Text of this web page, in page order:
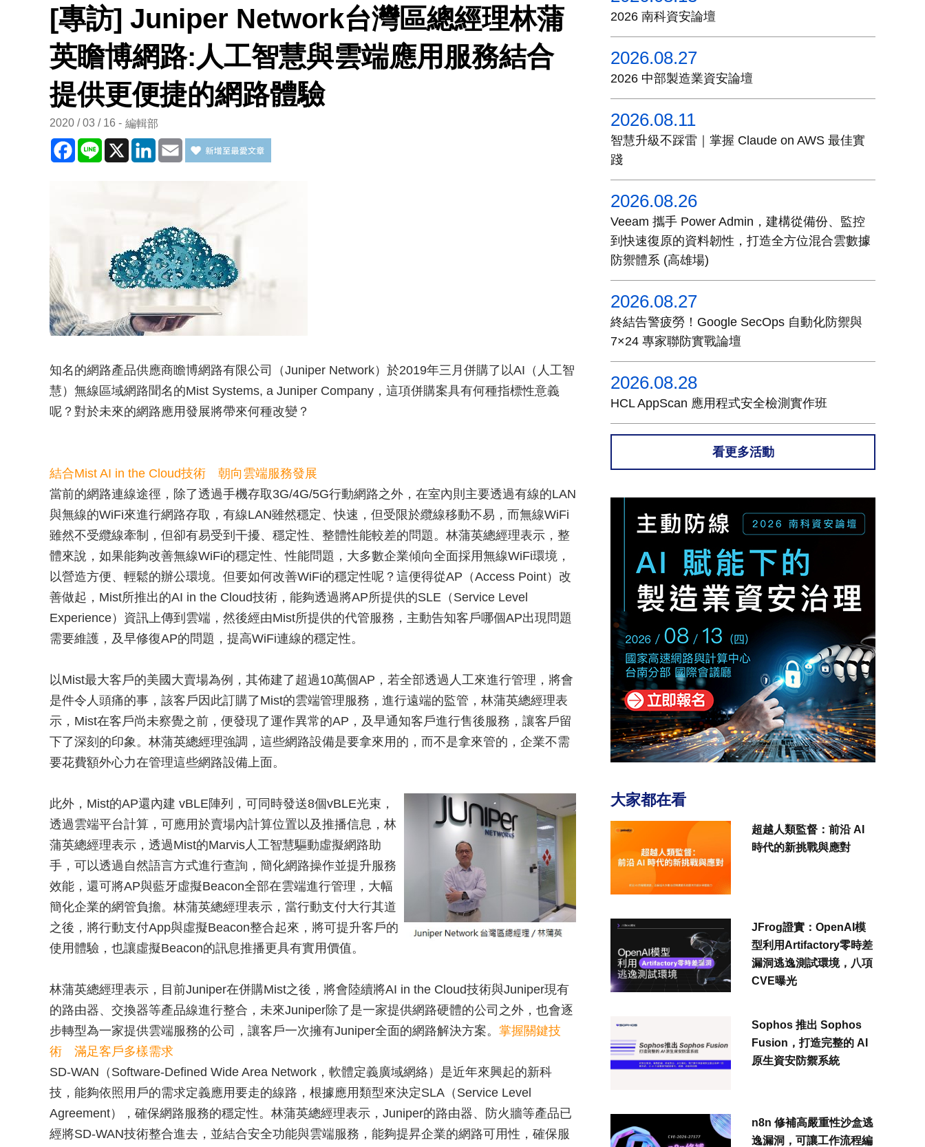
[專訪] Juniper Network台灣區總經理林蒲
英瞻博網路:人工智慧與雲端應用服務結合
提供更便捷的網路體驗
2020 / 03 / 16 編輯部
Facebook
Line X LinkedInEmail
知名的網路產品供應商瞻博網路有限公司（Juniper Network）於2019年三月併購了以AI（人工智
慧）無線區域網路聞名的Mist Systems, a Juniper Company，這項併購案具有何種指標性意義
呢？對於未來的網路應用發展將帶來何種改變？
結合Mist AI in the Cloud技術 朝向雲端服務發展
當前的網路連線途徑，除了透過手機存取3G/4G/5G行動網路之外，在室內則主要透過有線的LAN
與無線的WiFi來進行網路存取，有線LAN雖然穩定、快速，但受限於纜線移動不易，而無線WiFi
雖然不受纜線牽制，但卻有易受到干擾、穩定性、整體性能較差的問題。林蒲英總經理表示，整
體來說，如果能夠改善無線WiFi的穩定性、性能問題，大多數企業傾向全面採用無線WiFi環境，
以營造方便、輕鬆的辦公環境。但要如何改善WiFi的穩定性呢？這便得從AP（Access Point）改
善做起，Mist所推出的AI in the Cloud技術，能夠透過將AP所提供的SLE（Service Level
Experience）資訊上傳到雲端，然後經由Mist所提供的代管服務，主動告知客戶哪個AP出現問題
需要維護，及早修復AP的問題，提高WiFi連線的穩定性。
以Mist最大客戶的美國大賣場為例，其佈建了超過10萬個AP，若全部透過人工來進行管理，將會
是件令人頭痛的事，該客戶因此訂購了Mist的雲端管理服務，進行遠端的監管，林蒲英總經理表
示，Mist在客戶尚未察覺之前，便發現了運作異常的AP，及早通知客戶進行售後服務，讓客戶留
下了深刻的印象。林蒲英總經理強調，這些網路設備是要拿來用的，而不是拿來管的，企業不需
要花費額外心力在管理這些網路設備上面。
此外，Mist的AP還內建 vBLE陣列，可同時發送8個vBLE光束，
透過雲端平台計算，可應用於賣場內計算位置以及推播信息，林
蒲英總經理表示，透過Mist的Marvis人工智慧驅動虛擬網路助
手，可以透過自然語言方式進行查詢，簡化網路操作並提升服務
效能，還可將AP與藍牙虛擬Beacon全部在雲端進行管理，大幅
簡化企業的網管負擔。林蒲英總經理表示，當行動支付大行其道
之後，將行動支付App與虛擬Beacon整合起來，將可提升客戶的
使用體驗，也讓虛擬Beacon的訊息推播更具有實用價值。
林蒲英總經理表示，目前Juniper在併購Mist之後，將會陸續將AI in the Cloud技術與Juniper現有
的路由器、交換器等產品線進行整合，未來Juniper除了是一家提供網路硬體的公司之外，也會逐
步轉型為一家提供雲端服務的公司，讓客戶一次擁有Juniper全面的網路解決方案。 掌握關鍵技
術 滿足客戶多樣需求
SD-WAN（Software-Defined Wide Area Network，軟體定義廣域網絡）是近年來興起的新科
技，能夠依照用戶的需求定義應用要走的線路，根據應用類型來決定SLA（Service Level
Agreement），確保網路服務的穩定性。林蒲英總經理表示，Juniper的路由器、防火牆等產品已
經將SD-WAN技術整合進去，並結合安全功能與雲端服務，能夠提昇企業的網路可用性，確保服
2026 南科資安論壇
2026.08.27
2026 中部製造業資安論壇
2026.08.11
智慧升級不踩雷｜掌握 Claude on AWS 最佳實
踐
2026.08.26
Veeam 攜手 Power Admin，建構從備份、監控
到快速復原的資料韌性，打造全方位混合雲數據
防禦體系 (高雄場)
2026.08.27
終結告警疲勞！Google SecOps 自動化防禦與
7×24 專家聯防實戰論壇
2026.08.28
HCL AppScan 應用程式安全檢測實作班
看更多活動
大家都在看
超越人類監督：前沿 AI
時代的新挑戰與應對
JFrog證實：OpenAI模
型利用Artifactory零時差
漏洞逃逸測試環境，八項
CVE曝光
Sophos 推出 Sophos
Fusion，打造完整的 AI
原生資安防禦系統
n8n 修補高嚴重性沙盒逃
逸漏洞，可讓工作流程編